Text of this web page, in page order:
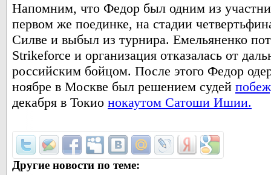
Напомним, что Федор был одним из
первом же поединке, на стадии
Силве и выбыл из турнира. Емельяненко
Strikeforce и организация отказалась от
российским бойцом. После этого Федор
ноябре в Москве был решением судей
декабря в Токио нокаутом Сатоши Ишии.
Другие новости по теме: